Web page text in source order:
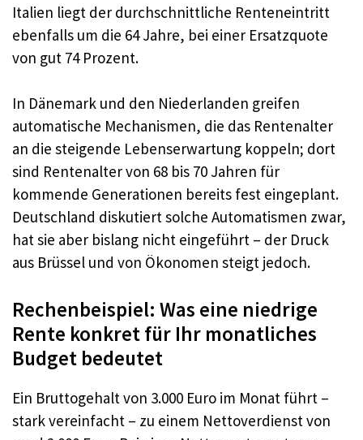
Italien liegt der durchschnittliche Renteneintritt
ebenfalls um die 64 Jahre, bei einer Ersatzquote
von gut 74 Prozent.
In Dänemark und den Niederlanden greifen
automatische Mechanismen, die das Rentenalter
an die steigende Lebenserwartung koppeln; dort
sind Rentenalter von 68 bis 70 Jahren für
kommende Generationen bereits fest eingeplant.
Deutschland diskutiert solche Automatismen zwar,
hat sie aber bislang nicht eingeführt – der Druck
aus Brüssel und von Ökonomen steigt jedoch.
Rechenbeispiel: Was eine niedrige
Rente konkret für Ihr monatliches
Budget bedeutet
Ein Bruttogehalt von 3.000 Euro im Monat führt –
stark vereinfacht – zu einem Nettoverdienst von